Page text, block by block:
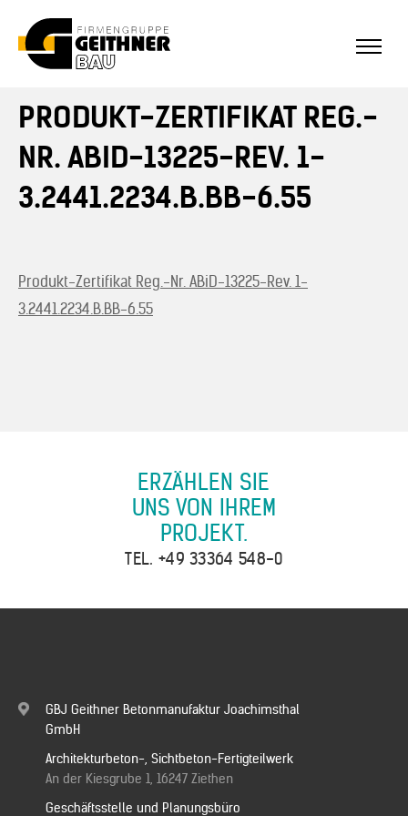
Home
SF-Bau
Referenzen Sichtbeton
PRODUKT-ZERTIFIKAT REG.-
NR. ABID-13225-REV. 1-
3.2441.2234.B.BB-6.55
Produkt-Zertifikat Reg.-Nr. ABiD-13225-Rev. 1-
3.2441.2234.B.BB-6.55
ERZÄHLEN SIE
UNS VON IHREM
PROJEKT.
TEL. +49 33364 548-0
GBJ Geithner Betonmanufaktur Joachimsthal
GmbH
Architekturbeton-, Sichtbeton-Fertigteilwerk
An der Kiesgrube 1, 16247 Ziethen
Geschäftsstelle und Planungsbüro